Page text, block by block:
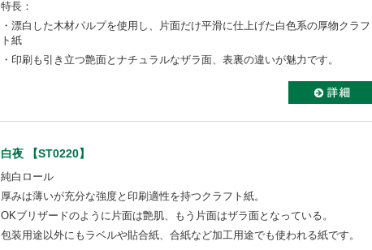
特長：
・漂白した木材パルプを使用し、片面だけ平滑に仕上げた白色系の厚物クラフ
ト紙
・印刷も引き立つ艶面とナチュラルなザラ面、表裏の違いが魅力です。
白夜 【ST0220】
純白ロール
厚みは薄いが充分な強度と印刷適性を持つクラフト紙。
OKブリザードのように片面は艶肌、もう片面はザラ面となっている。
包装用途以外にもラベルや貼合紙、合紙など加工用途でも使われる紙です。